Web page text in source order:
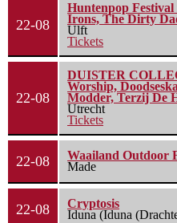
22-08
Huntenpop
Irons, The Dirty
Ulft
Tickets
22-08
DUISTER
Worship,
Modder, Terzij De
Utrecht
Tickets
22-08
Waailand Outdoor
Made
22-08
Cryptosis
Iduna (Iduna